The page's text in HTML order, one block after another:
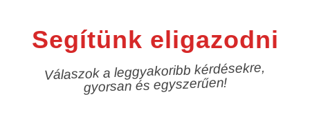
Segítünk eligazodni
Válaszok a leggyakoribb kérdésekre,
gyorsan és egyszerűen!